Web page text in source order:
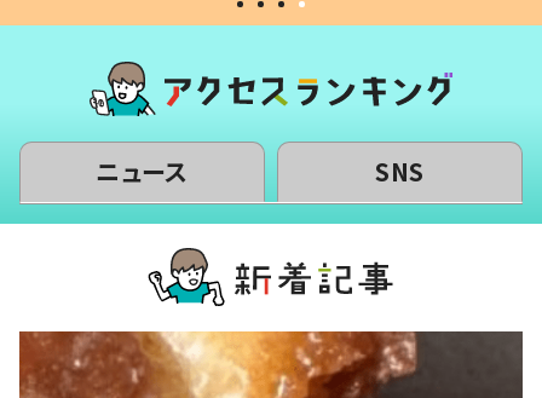
ニュース SNS